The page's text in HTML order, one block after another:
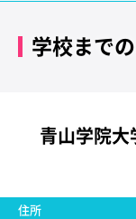
学校まで
青山学院
住所